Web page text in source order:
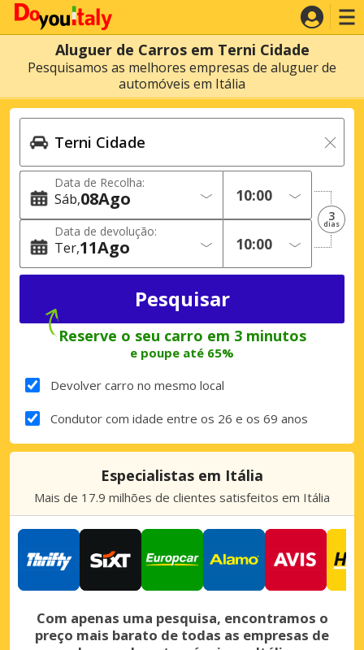
Aluguer de Carros em Terni Cidade
Pesquisamos as melhores empresas de aluguer de
automóveis em Itália
Data de Recolha:
Sáb 08Ago
Data de devolução:
Ter 11Ago
3
dias
Reserve o seu carro em 3 minutos
e poupe até 65%
Devolver carro no mesmo local
Condutor com idade entre os 26 e os 69 anos
Especialistas em Itália
Mais de 17.9 milhões de clientes satisfeitos em Itália
Com apenas uma pesquisa, encontramos o
preço mais barato de todas as empresas de